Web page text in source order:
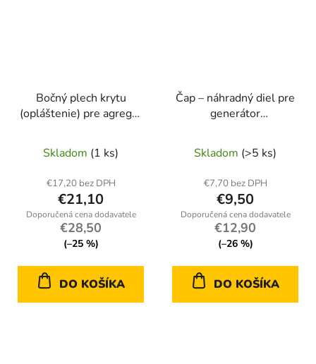
Bočný plech krytu
(opláštenie) pre agregát
Skladom (1 ks)
€17,20 bez DPH
€21,10
€28,50
(–25 %)
DO KOŠÍKA
Čap – náhradný diel pre
generátor
Skladom (>5 ks)
€7,70 bez DPH
€9,50
€12,90
(–26 %)
DO KOŠÍKA